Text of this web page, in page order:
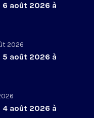
6 août 2026 à
2026
5 août 2026 à
4 août 2026 à